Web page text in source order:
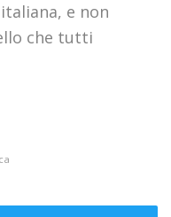
e non
che tutti